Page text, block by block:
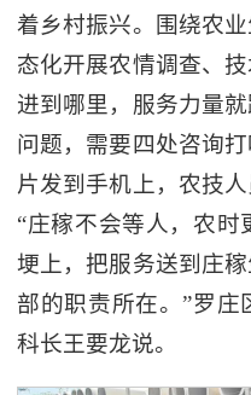
着乡村振兴。围绕农
态化开展农情调查、
进到哪里，服务力量
问题，需要四处咨询
片发到手机上，农技
“庄稼不会等人，农时
埂上，把服务送到庄
部的职责所在。”罗
科长王要龙说。